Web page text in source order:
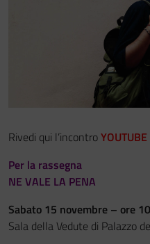
Festa del Racconto
IL CASTELLO DEI RAGAZZI
Rivedi qui l’incontroYOUTUBE
Per la rassegna
NE VALE LA PENA
Sabato 15 novembre – ore
Sala della Vedute di Palazzo